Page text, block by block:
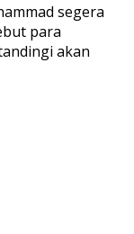
segera
para
akan